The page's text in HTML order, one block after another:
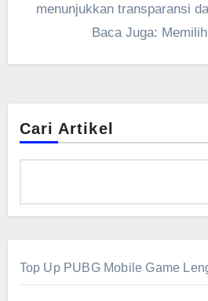
menunjukkan transparansi
Baca Juga:
Cari Artikel
Top Up PUBG Mobile Game